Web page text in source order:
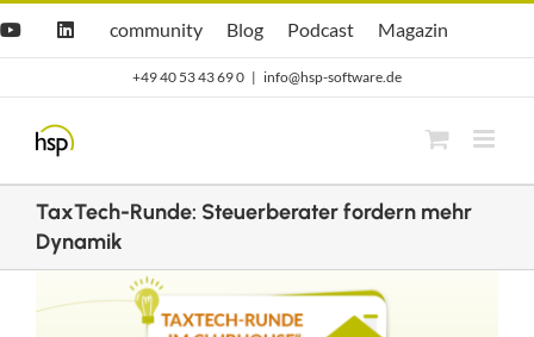
YouTubeLinkedIn
Hsp
community
community
hsp
Blog
Blog Opti.Cast
Podcast Opti.Mag
Magazin
+49 40 53 43 69 0 | info@hsp-software.de
TaxTech-Runde: Steuerberater fordern mehr
Dynamik
grösseres